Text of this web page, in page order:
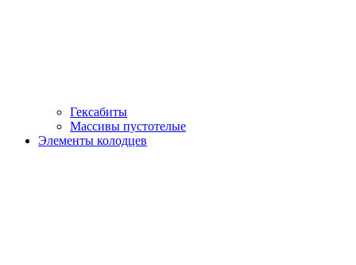
Гексабиты
Массивы пустотелые
Элементы колодцев